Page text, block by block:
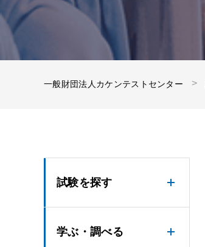
一般財団法人カケンテストセンター
試験を探す
学ぶ・調べる